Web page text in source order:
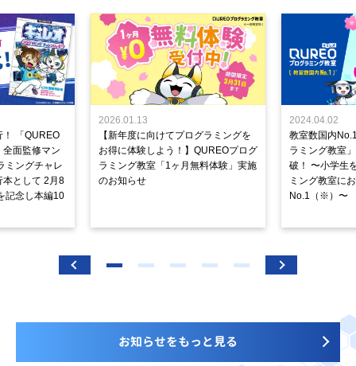
！ 「QUREO
面監修マン
ミングチャレ
本として 2月8
記念し本編10
2026.01.13
【新年度に向けてプログラミングを
お得に体験しよう！】QUREOプログ
ラミング教室「1ヶ月無料体験」実施
のお知らせ
2024.04.02
教室数国内
ラミング教室
破！ 〜小学生
ミング教室に
No.1（※）〜
お知らせをもっと見る